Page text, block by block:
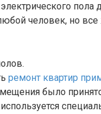
пола
человек, но
ремонт квартир
было